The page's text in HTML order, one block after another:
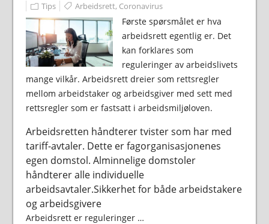
Tips Arbeidsrett, Coronavirus
Første spørsmålet er hva
arbeidsrett egentlig er. Det
kan forklares som
reguleringer av arbeidslivets
mange vilkår. Arbeidsrett dreier som rettsregler
mellom arbeidstaker og arbeidsgiver med sett med
rettsregler som er fastsatt i arbeidsmiljøloven.
Arbeidsretten håndterer tvister som har med
tariff-avtaler. Dette er fagorganisasjonenes
egen domstol. Alminnelige domstoler
håndterer alle individuelle
arbeidsavtaler.Sikkerhet for både arbeidstakere
og arbeidsgivere
Arbeidsrett er reguleringer …